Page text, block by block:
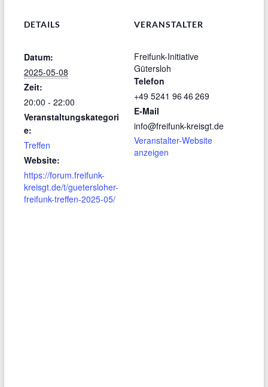
DETAILS
Datum:
2025-05-08
Zeit:
20:00 - 22:00
Veranstaltungskategori
e:
Treffen
Website:
https://forum.freifunk-
kreisgt.de/t/guetersloher-
freifunk-treffen-2025-05/
VERANSTALTER
Freifunk-Initiative
Gütersloh
Telefon
+49 5241 96 46 269
E-Mail
info@freifunk-kreisgt.de
Veranstalter-Website
anzeigen